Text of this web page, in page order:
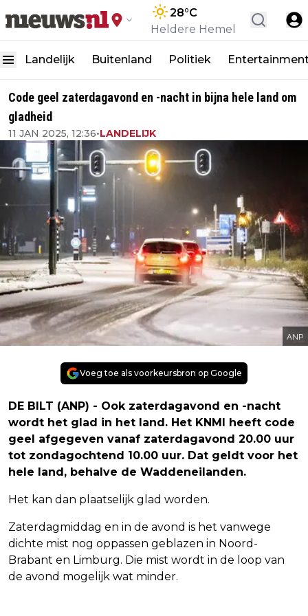
28°C
Heldere Hemel
Landelijk Buitenland Politiek
Code geel zaterdagavond en -nacht in bijna hele land om
gladheid
11 JAN 2025, 12:36•LANDELIJK
ANP
Voeg toe als voorkeursbron op Google
DE BILT (ANP) - Ook zaterdagavond en -nacht
wordt het glad in het land. Het KNMI heeft code
geel afgegeven vanaf zaterdagavond 20.00 uur
tot zondagochtend 10.00 uur. Dat geldt voor het
hele land, behalve de Waddeneilanden.
Het kan dan plaatselijk glad worden.
Zaterdagmiddag en in de avond is het vanwege
dichte mist nog oppassen geblazen in Noord-
Brabant en Limburg. Die mist wordt in de loop van
de avond mogelijk wat minder.